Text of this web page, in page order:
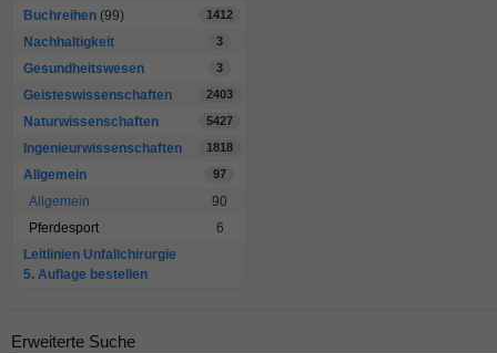
Buchreihen (99) 1412
Nachhaltigkeit 3
Gesundheitswesen 3
Geisteswissenschaften 2403
Naturwissenschaften 5427
Ingenieurwissenschaften 1818
Allgemein 97
Allgemein
90
Pferdesport
6
Leitlinien Unfallchirurgie
5. Auflage bestellen
Erweiterte Suche